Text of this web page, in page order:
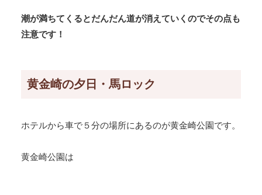
潮が満ちてくるとだんだん道が消えていくのでその点も
注意です！
黄金崎の夕日・馬ロック
ホテルから車で５分の場所にあるのが黄金崎公園です。
黄金崎公園は